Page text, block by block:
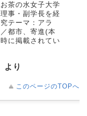
茶の水女子大学
事・副学長を経
テーマ：アラ
都市、寄進(本
に掲載されてい
より
このページのTOPへ